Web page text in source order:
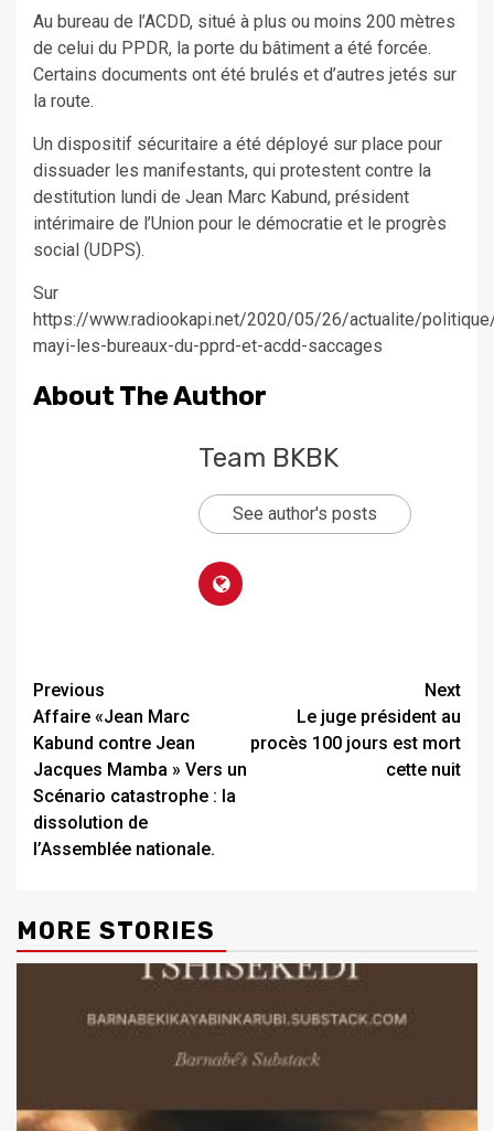
Au bureau de l’ACDD, situé à plus ou moins 200 mètres
de celui du PPDR, la porte du bâtiment a été forcée.
Certains documents ont été brulés et d’autres jetés sur
la route.
Un dispositif sécuritaire a été déployé sur place pour
dissuader les manifestants, qui protestent contre la
destitution lundi de Jean Marc Kabund, président
intérimaire de l’Union pour le démocratie et le progrès
social (UDPS).
Sur
https://www.radiookapi.net/2020/05/26/actualite/
mayi-les-bureaux-du-pprd-et-acdd-saccages
About The Author
Team BKBK
See author's posts
Previous
Affaire «Jean Marc
Kabund contre Jean
Jacques Mamba » Vers un
Scénario catastrophe : la
dissolution de
l’Assemblée nationale.
Next
Le juge président au
procès 100 jours est mort
cette nuit
MORE STORIES